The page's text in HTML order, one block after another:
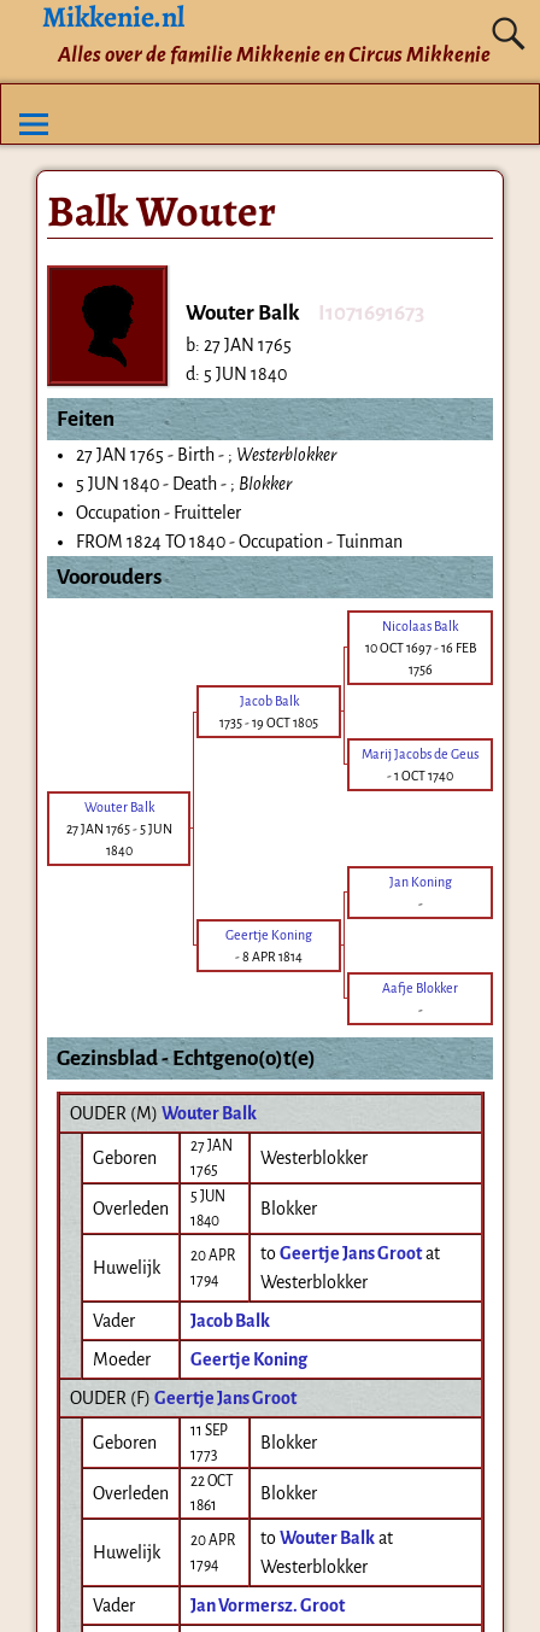
Mikkenie.nl
Alles over de familie Mikkenie en Circus Mikkenie
Balk Wouter
Wouter Balk I1071691673
b: 27 JAN 1765
d: 5 JUN 1840
Feiten
27 JAN 1765 - Birth - ; Westerblokker
5 JUN 1840 - Death - ; Blokker
Occupation - Fruitteler
FROM 1824 TO 1840 - Occupation - Tuinman
Voorouders
Nicolaas Balk
10 OCT 1697-16 FEB
1756
Jacob Balk
1735-19 OCT 1805
Marij Jacobs de Geus
-1 OCT 1740
Wouter Balk
27 JAN 1765-5 JUN
1840
Jan Koning
-
Geertje Koning
-8 APR 1814
Aafje Blokker
-
Gezinsblad - Echtgeno(o)t(e)
OUDER (M) Wouter Balk
Geboren
27 JAN
1765
Westerblokker
Overleden
5 JUN
1840
Blokker
Huwelijk
20 APR
1794
toGeertje Jans Groot at
Westerblokker
Vader
Jacob Balk
Moeder
Geertje Koning
OUDER (F) Geertje Jans Groot
Geboren
11 SEP
1773
Blokker
Overleden
22 OCT
1861
Blokker
Huwelijk
20 APR
1794
toWouter Balk at
Westerblokker
Vader
Jan Vormersz. Groot